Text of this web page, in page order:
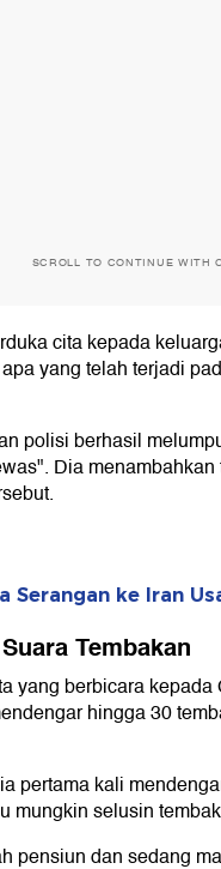
SCROLL TO CONTINUE WITH
cita kepada
yang telah terjadi
polisi berhasil
Dia
Serangan ke Iran
Tembakan
yang berbicara
hingga 30
pertama kali
mungkin selusin
pensiun dan sedang